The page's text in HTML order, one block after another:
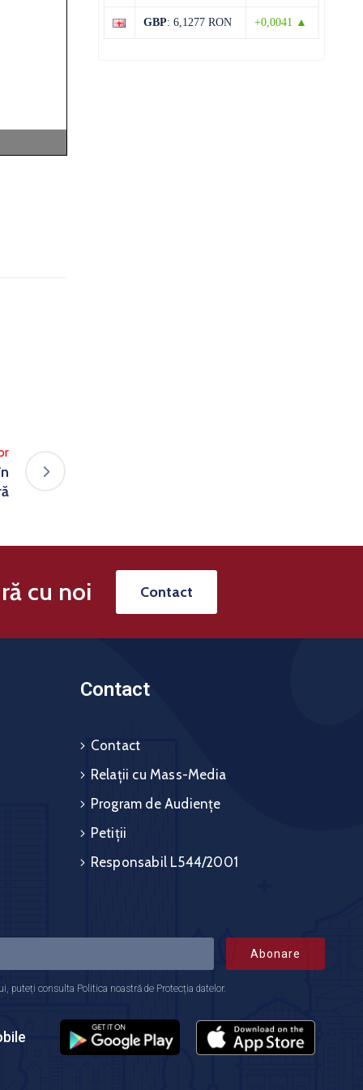
GBP: 6,1277 RON +0,0041 ▲
cu noi Contact
Contact
Contact
Relații cu Mass-Media
Program de Audiențe
Petiții
Responsabil L544/2001
Abonare
puteți consulta Politica noastră de Protecția datelor.